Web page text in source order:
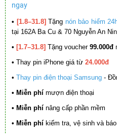
ngay
• [1.8–31.8] Tặng nón bảo hiểm
tại 162A Ba Cu & 70 Nguyễn An
• [1.7–31.8] Tặng voucher 99.000đ
• Thay pin iPhone giá từ 24.000đ
• Thay pin điện thoại Samsung -
• Miễn phí mượn điện thoại
• Miễn phí nâng cấp phần mềm
• Miễn phí kiểm tra, vệ sinh và